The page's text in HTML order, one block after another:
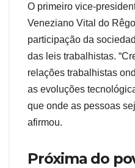
O primeiro vice-
Veneziano Vital do
participação da
das leis trabalhistas.
relações trabalhistas
as evoluções
que onde as pessoas
afirmou.
Próxima do